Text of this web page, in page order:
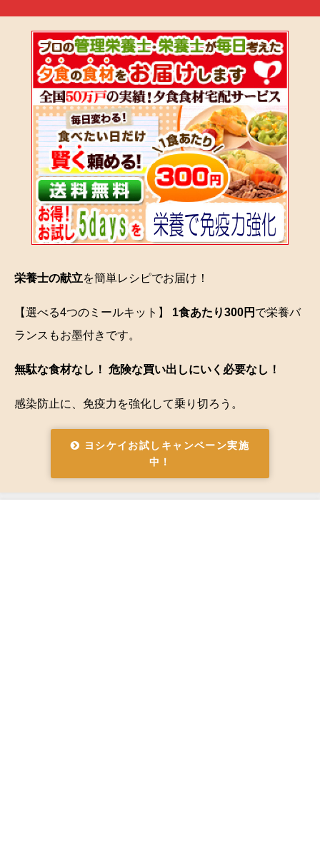
栄養士の献立を簡単レシピでお届け！
【選べる4つのミールキット】 1食あたり300円 で栄養バ
ランスもお墨付きです。
無駄な食材なし！ 危険な買い出しにいく必要なし！
感染防止に、免疫力を強化して乗り切ろう。
ヨシケイお試しキャンペーン実施
中！